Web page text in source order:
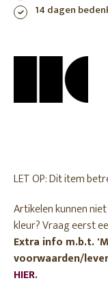
14 dagen
LET OP: Dit item
Artikelen kunnen
kleur? Vraag eerst
Extra info m.b.t.
voorwaarden/
HIER.